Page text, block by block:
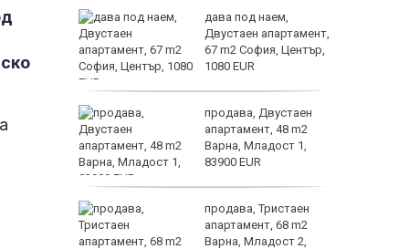
и
дава под наем,
Двустаен апартамент,
67 m2 София, Център,
1080 EUR
продава, Двустаен
апартамент, 48 m2
Варна, Младост 1,
83900 EUR
продава, Тристаен
апартамент, 68 m2
Варна, Младост 2,